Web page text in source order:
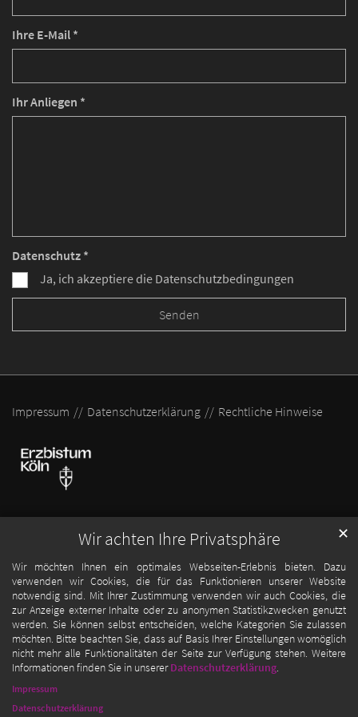
Wir achten Ihre Privatsphäre
Wir möchten Ihnen ein optimales Webseiten-Erlebnis bieten. Dazu
verwenden wir Cookies, die für das Funktionieren unserer Website
notwendig sind. Mit Ihrer Zustimmung verwenden wir auch Cookies, die
zur Anzeige externer Inhalte oder zu anonymen Statistikzwecken genutzt
werden. Sie können selbst entscheiden, welche Kategorien Sie zulassen
möchten. Bitte beachten Sie, dass auf Basis Ihrer Einstellungen womöglich
nicht mehr alle Funktionalitäten der Seite zur Verfügung stehen. Weitere
Informationen finden Sie in unsererDatenschutzerklärung.
✕
Impressum
Datenschutzerklärung
Ihre E-Mail *
Ihr Anliegen *
Datenschutz *
Ja, ich akzeptiere die Datenschutzbedingungen
Impressum Datenschutzerklärung Rechtliche Hinweise